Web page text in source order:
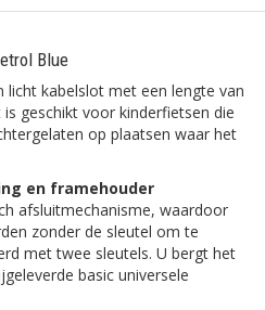
Blue
licht kabelslot met een lengte van
geschikt voor kinderfietsen die
op plaatsen waar het
en framehouder
afsluitmechanisme, waardoor
zonder de sleutel om te
met twee sleutels. U bergt het
basic universele